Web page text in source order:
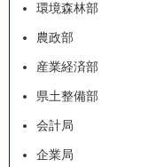
環境森林部
農政部
産業経済部
県土整備部
会計局
企業局